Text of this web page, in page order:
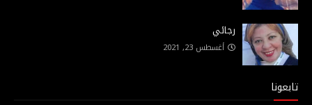
رجائي
أغسطس 23, 2021
تابعونا